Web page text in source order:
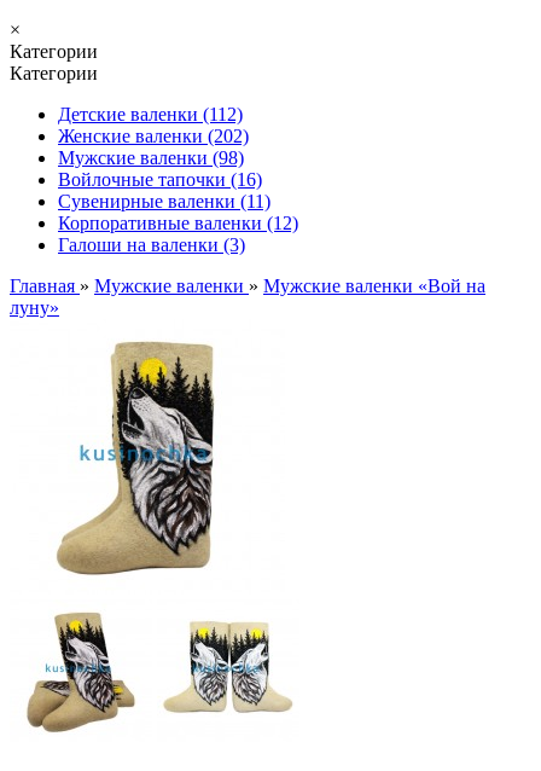
×
Категории
Категории
Детские валенки (112)
Женские валенки (202)
Мужские валенки (98)
Войлочные тапочки (16)
Сувенирные валенки (11)
Корпоративные валенки (12)
Галоши на валенки (3)
Главная » Мужские валенки » Мужские валенки «Вой на
луну»